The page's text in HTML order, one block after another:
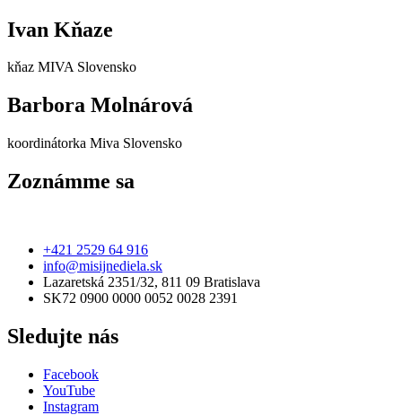
Ivan Kňaze
kňaz MIVA Slovensko
Barbora Molnárová
koordinátorka Miva Slovensko
Zoznámme sa
+421 2529 64 916
info@misijnediela.sk
Lazaretská 2351/32, 811 09 Bratislava
SK72 0900 0000 0052 0028 2391
Sledujte nás
Facebook
YouTube
Instagram